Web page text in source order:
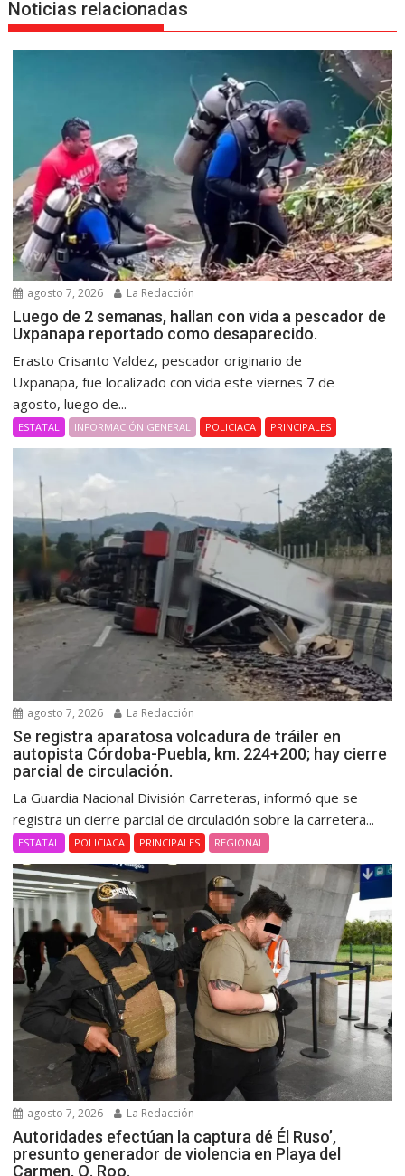
Noticias relacionadas
agosto 7, 2026 La Redacción
Luego de 2 semanas, hallan con vida a pescador de
Uxpanapa reportado como desaparecido.
Erasto Crisanto Valdez, pescador originario de
Uxpanapa, fue localizado con vida este viernes 7 de
agosto, luego de...
ESTATAL INFORMACIÓN GENERAL POLICIACA PRINCIPALES
agosto 7, 2026 La Redacción
Se registra aparatosa volcadura de tráiler en
autopista Córdoba-Puebla, km. 224+200; hay cierre
parcial de circulación.
La Guardia Nacional División Carreteras, informó que se
registra un cierre parcial de circulación sobre la carretera...
ESTATAL POLICIACA PRINCIPALES REGIONAL
agosto 7, 2026 La Redacción
Autoridades efectúan la captura dé Él Ruso’,
presunto generador de violencia en Playa del
Carmen, Q. Roo.